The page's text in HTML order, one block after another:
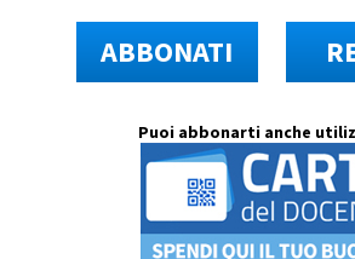
ABBONATI
Puoi abbonarti anche